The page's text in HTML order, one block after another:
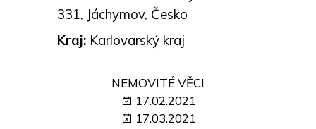
331, Jáchymov, Česko
Kraj: Karlovarský kraj
NEMOVITÉ VĚCI
17.02.2021
17.03.2021